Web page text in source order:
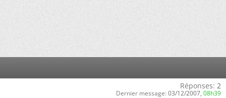
Réponses: 2
Dernier message: 03/12/2007, 08h39